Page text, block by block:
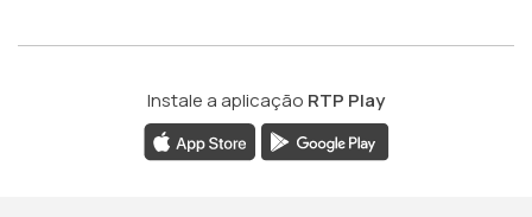
Instale a aplicação RTP Play